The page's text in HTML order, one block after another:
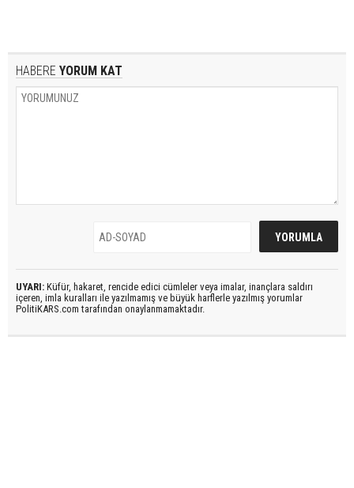
HABERE YORUM KAT
UYARI: Küfür, hakaret, rencide edici cümleler veya imalar, inançlara saldırı
içeren, imla kuralları ile yazılmamış ve büyük harflerle yazılmış yorumlar
PolitiKARS.com tarafından onaylanmamaktadır.